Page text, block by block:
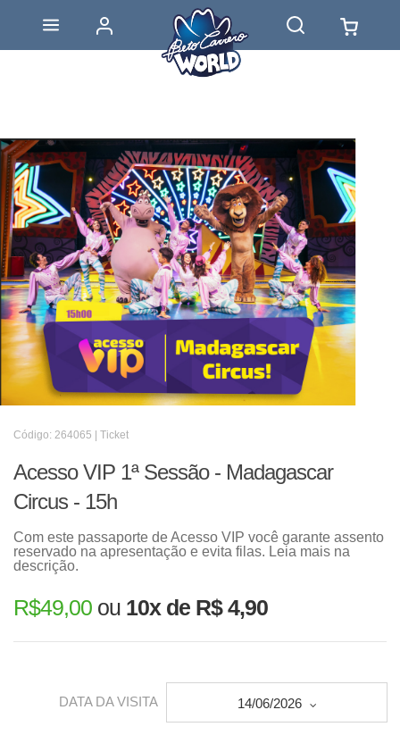
Código: 264065 | Ticket
Acesso VIP 1ª Sessão - Madagascar
Circus - 15h
Com este passaporte de Acesso VIP você garante assento
reservado na apresentação e evita filas. Leia mais na
descrição.
R$49,00 ou 10x de R$ 4,90
DATA DA VISITA 14/06/2026